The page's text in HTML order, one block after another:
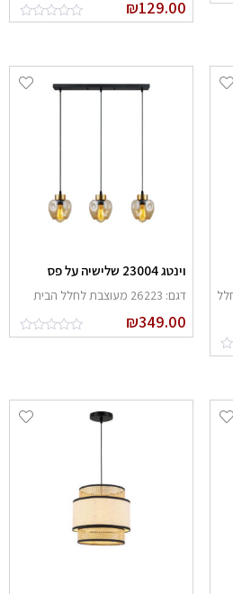
₪129.00
וינטג 23004 שלישיה על פס
דגם: 26223 מעוצבת לחלל הבית
₪349.00